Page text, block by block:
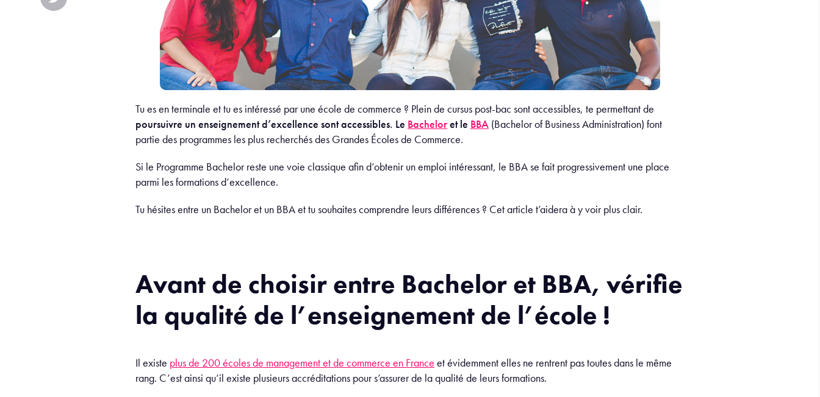
Tu es en terminale et tu es intéressé par une école de commerce ? Plein de cursus post-bac sont accessibles, te permettant de
poursuivre un enseignement d’excellence sont accessibles. Le Bacheloret le BBA (Bachelor of Business Administration) font
partie des programmes les plus recherchés des Grandes Écoles de Commerce.
Si le Programme Bachelor reste une voie classique afin d’obtenir un emploi intéressant, le BBA se fait progressivement une place
parmi les formations d’excellence.
Tu hésites entre un Bachelor et un BBA et tu souhaites comprendre leurs différences ? Cet article t’aidera à y voir plus clair.
Avant de choisir entre Bachelor et BBA, vérifie
la qualité de l’enseignement de l’école !
Il existe plus de 200 écoles de management et de commerce en France et évidemment elles ne rentrent pas toutes dans le même
rang. C’est ainsi qu’il existe plusieurs accréditations pour s’assurer de la qualité de leurs formations.